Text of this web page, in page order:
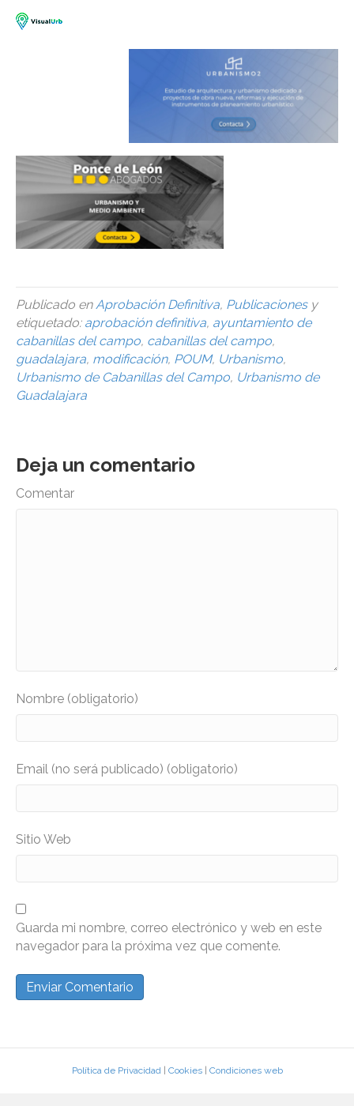
Publicado en Aprobación Definitiva, Publicacionesy
etiquetado: aprobación definitiva, ayuntamiento de
cabanillas del campo, cabanillas del campo,
guadalajara, modificación, POUM, Urbanismo,
Urbanismo de Cabanillas del Campo, Urbanismo de
Guadalajara
Deja un comentario
Comentar
Nombre (obligatorio)
Email (no será publicado) (obligatorio)
Sitio Web
Guarda mi nombre, correo electrónico y web en este
navegador para la próxima vez que comente.
Política de Privacidad | Cookies| Condiciones web